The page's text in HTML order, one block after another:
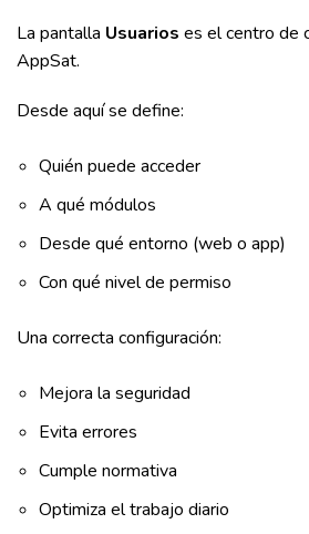
La pantalla Usuarios es el centro de
AppSat.
Desde aquí se define:
Quién puede acceder
A qué módulos
Desde qué entorno (web o app)
Con qué nivel de permiso
Una correcta configuración:
Mejora la seguridad
Evita errores
Cumple normativa
Optimiza el trabajo diario